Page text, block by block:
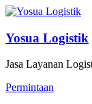
Yosua Logistik
Jasa Layanan
Permintaan